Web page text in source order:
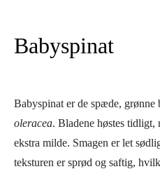
Babyspinat
Babyspinat er de spæde, grønne
oleracea. Bladene høstes tidligt,
ekstra milde. Smagen er let
teksturen er sprød og saftig,